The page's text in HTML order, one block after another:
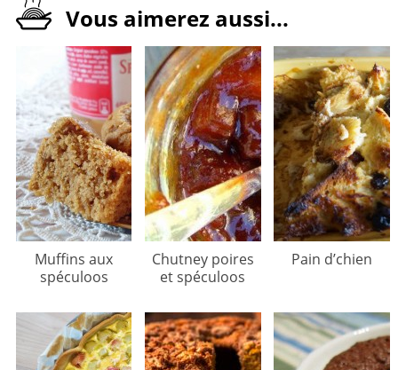
Vous aimerez aussi...
Muffins aux
spéculoos
Chutney poires
et spéculoos
Pain d’chien